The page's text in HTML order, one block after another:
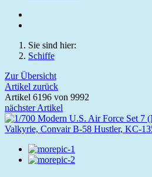
Sie sind hier:
Schiffe
Zur Übersicht
Artikel zurück
Artikel 6196 von 9992
nächster Artikel